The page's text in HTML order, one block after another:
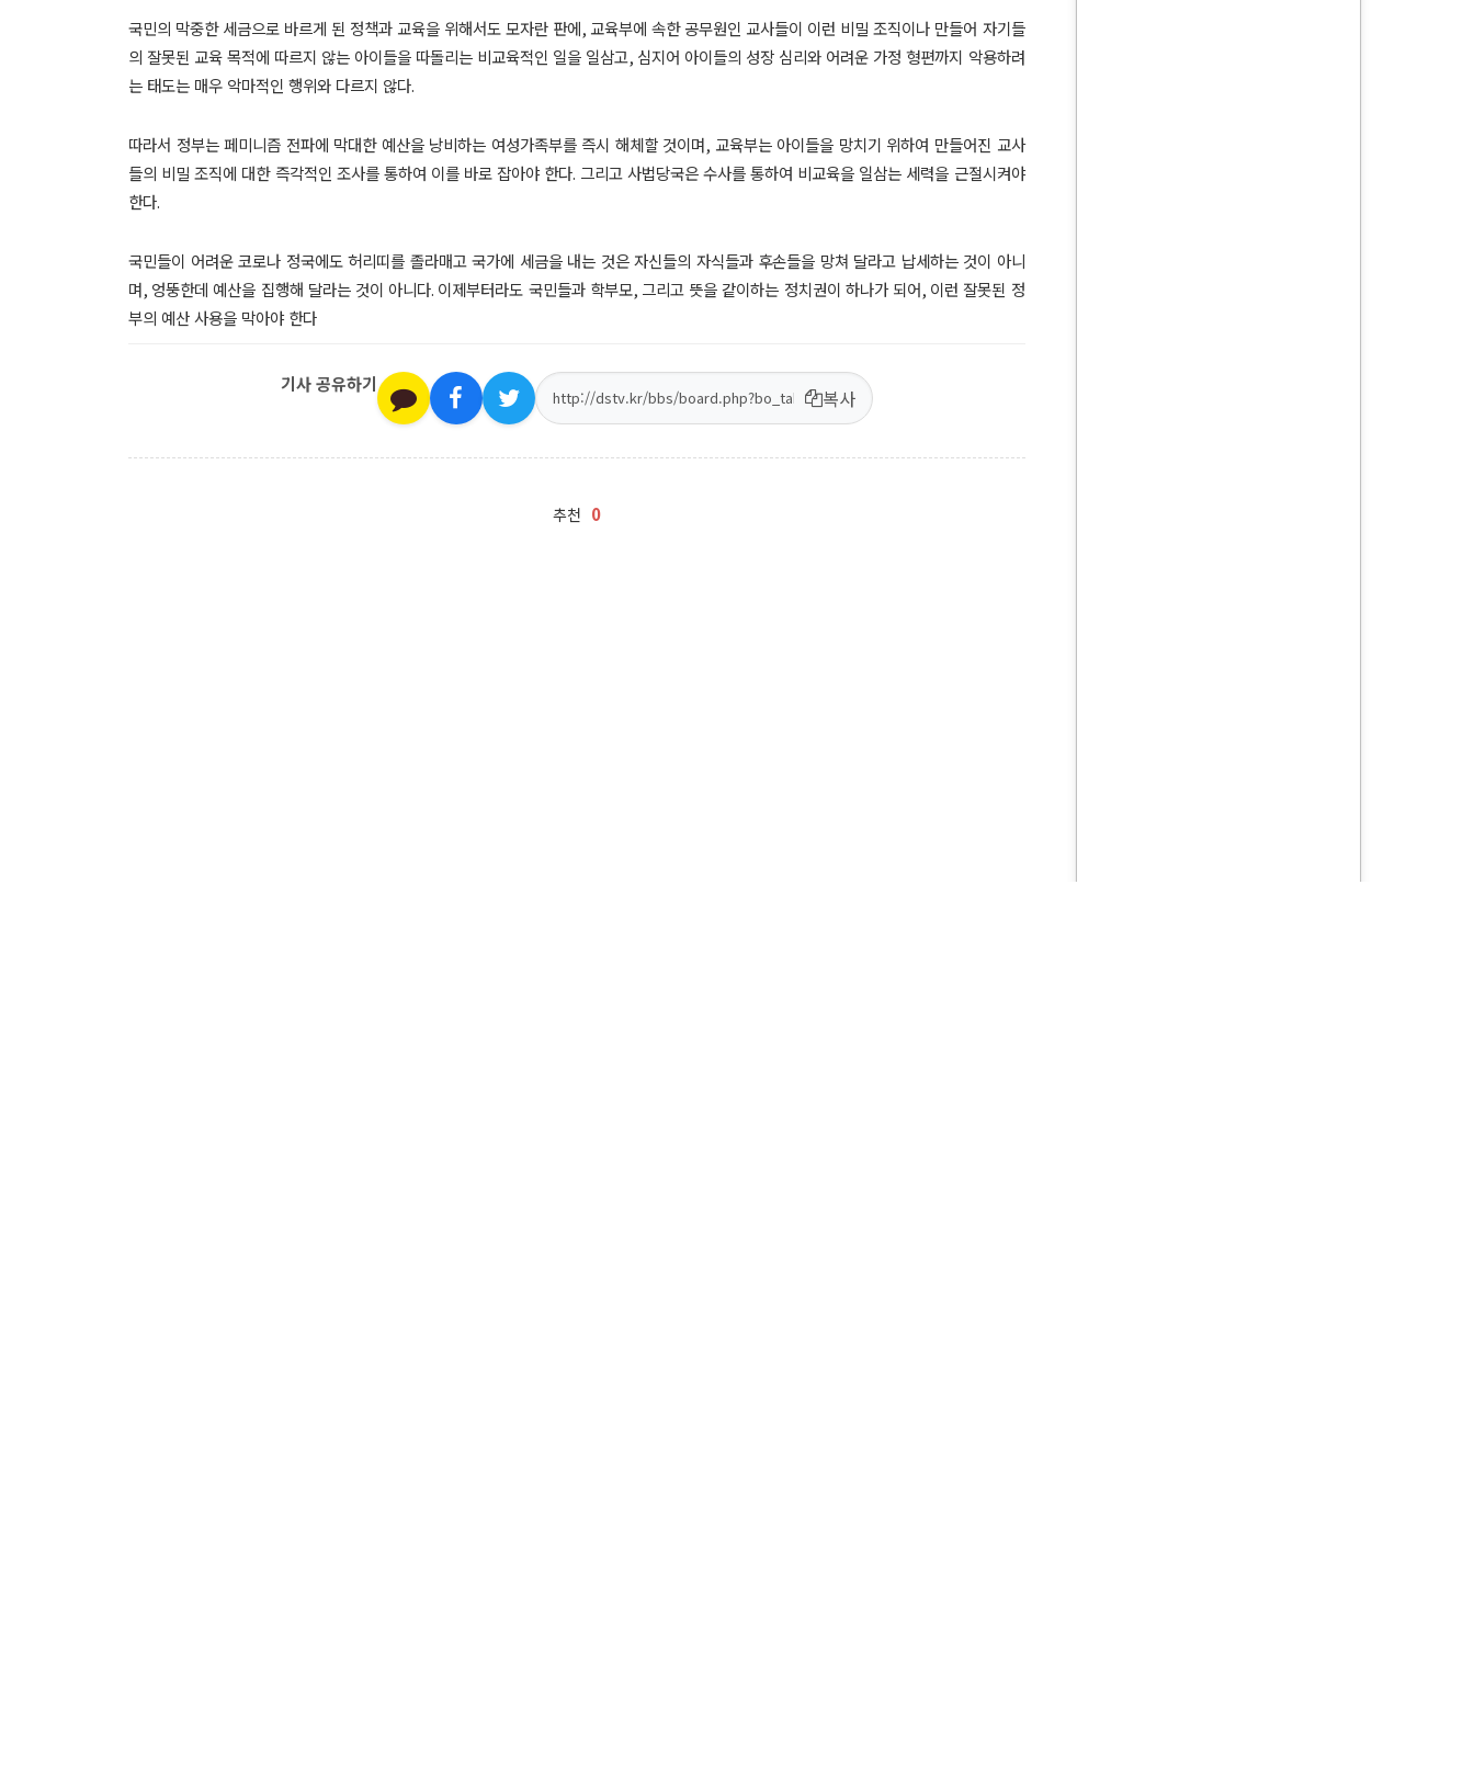
국민의 막중한 세금으로 바르게 된 정책과 교육을 위해서도 모자란 판에, 교육부에 속한 공무원인 교사들이 이런 비밀 조직이나 만들어 자기들
의 잘못된 교육 목적에 따르지 않는 아이들을 따돌리는 비교육적인 일을 일삼고, 심지어 아이들의 성장 심리와 어려운 가정 형편까지 악용하려
는 태도는 매우 악마적인 행위와 다르지 않다.
따라서 정부는 페미니즘 전파에 막대한 예산을 낭비하는 여성가족부를 즉시 해체할 것이며, 교육부는 아이들을 망치기 위하여 만들어진 교사
들의 비밀 조직에 대한 즉각적인 조사를 통하여 이를 바로 잡아야 한다. 그리고 사법당국은 수사를 통하여 비교육을 일삼는 세력을 근절시켜야
한다.
국민들이 어려운 코로나 정국에도 허리띠를 졸라매고 국가에 세금을 내는 것은 자신들의 자식들과 후손들을 망쳐 달라고 납세하는 것이 아니
며, 엉뚱한데 예산을 집행해 달라는 것이 아니다. 이제부터라도 국민들과 학부모, 그리고 뜻을 같이하는 정치권이 하나가 되어, 이런 잘못된 정
부의 예산 사용을 막아야 한다
기사 공유하기
복사
추천 0